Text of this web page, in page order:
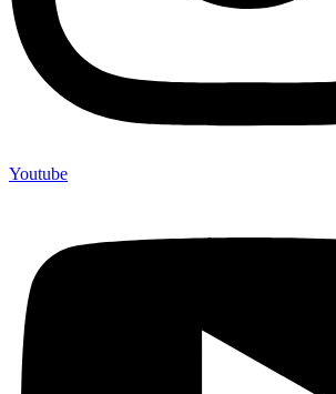
Youtube